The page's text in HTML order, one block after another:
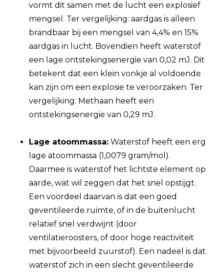
vormt dit samen met de lucht een explosief
mengsel. Ter vergelijking: aardgas is alleen
brandbaar bij een mengsel van 4,4% en 15%
aardgas in lucht. Bovendien heeft waterstof
een lage ontstekingsenergie van 0,02 mJ. Dit
betekent dat een klein vonkje al voldoende
kan zijn om een explosie te veroorzaken. Ter
vergelijking: Methaan heeft een
ontstekingsenergie van 0,29 mJ.
Lage atoommassa: Waterstof heeft een erg
lage atoommassa (1,0079 gram/mol).
Daarmee is waterstof het lichtste element op
aarde, wat wil zeggen dat het snel opstijgt.
Een voordeel daarvan is dat een goed
geventileerde ruimte, of in de buitenlucht
relatief snel verdwijnt (door
ventilatieroosters, of door hoge reactiviteit
met bijvoorbeeld zuurstof). Een nadeel is dat
waterstof zich in een slecht geventileerde